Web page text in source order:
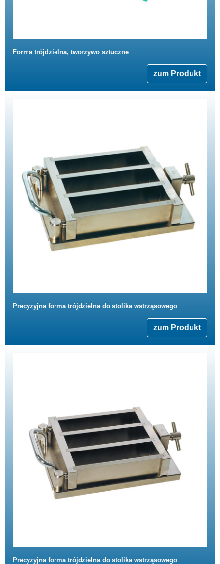
Forma trójdzielna, tworzywo sztuczne
zum Produkt
Precyzyjna forma trójdzielna do stolika wstrząsowego
zum Produkt
Precyzyjna forma trójdzielna do stolika wstrząsowego